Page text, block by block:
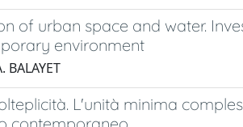
of urban space and water.
environment
BALAYET
L'unità minima